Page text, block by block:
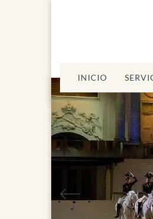
INICIO
Anterior